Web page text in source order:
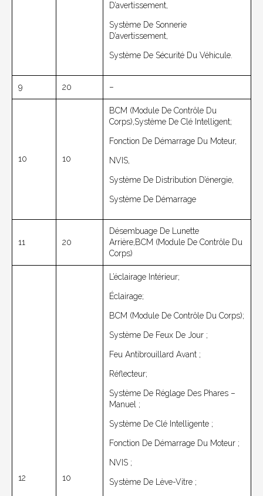
D’avertissement,
Système De Sonnerie
D’avertissement,
Système De Sécurité Du Véhicule.
9 20 –
10 10
BCM (module De Contrôle Du
Corps),Système De Clé Intelligent;
Fonction De Démarrage Du Moteur,
NVIS,
Système De Distribution D’énergie,
Système De Démarrage
11 20
Désembuage De Lunette
Arrière,BCM (module De Contrôle Du
Corps)
12 10
L’éclairage Intérieur;
Éclairage;
BCM (module De Contrôle Du Corps);
Système De Feux De Jour ;
Feu Antibrouillard Avant ;
Réflecteur;
Système De Réglage Des Phares –
Manuel ;
Système De Clé Intelligente ;
Fonction De Démarrage Du Moteur ;
NVIS ;
Système De Lève-Vitre ;